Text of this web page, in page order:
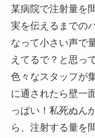
某病院で注射量を
実を伝えるまでの
なって小さい声で
えてるで？と思っ
色々なスタッフが
に通されたら壁一
っぱい！私死ぬん
ら、注射する量を